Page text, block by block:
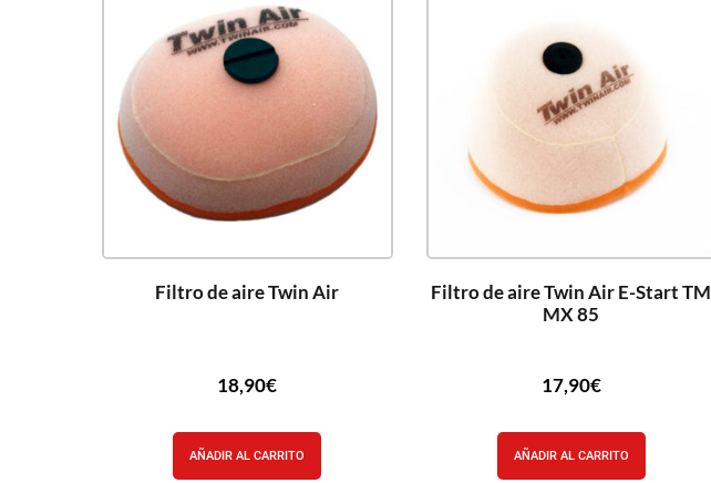
Filtro de aire Twin Air
18,90€
AÑADIR AL CARRITO
Filtro de aire Twin Air E-Start TM
MX 85
17,90€
AÑADIR AL CARRITO